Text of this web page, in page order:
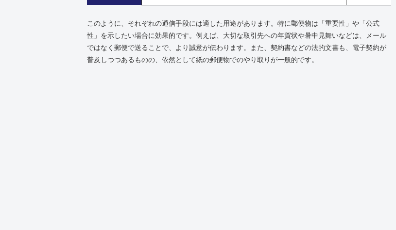
このように、それぞれの通信手段には適した用途があります。特に郵便物は「重要性」や「公式
性」を示したい場合に効果的です。例えば、大切な取引先への年賀状や暑中見舞いなどは、メール
ではなく郵便で送ることで、より誠意が伝わります。また、契約書などの法的文書も、電子契約が
普及しつつあるものの、依然として紙の郵便物でのやり取りが一般的です。